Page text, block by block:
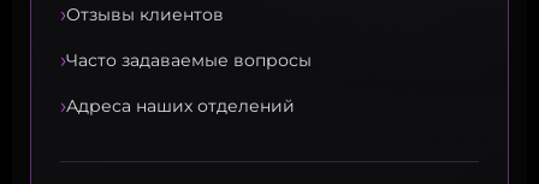
›Отзывы клиентов
›Часто задаваемые вопросы
›Адреса наших отделений